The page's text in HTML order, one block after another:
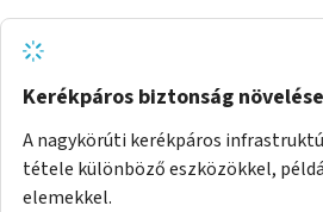
Kerékpáros biztonság
A nagykörúti kerékpáros
tétele különböző eszközökkel,
elemekkel.